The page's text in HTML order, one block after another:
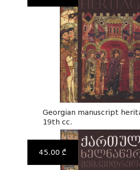
Georgian manuscript
19th cc.
45.00 ₾